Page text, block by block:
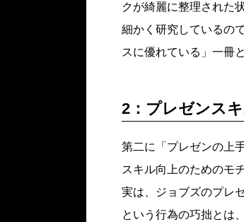
クが綺麗に整理された
細かく研究しているの
スに優れている」一冊
2：プレゼンス
第二に「プレゼンの上
スキル向上のためのモ
実は、ジョブズのプレ
という行為の巧拙とは